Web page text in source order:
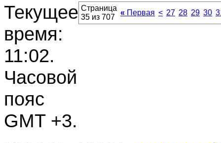
Текущее
время:
11:02.
Часовой
пояс
GMT +3.
Страница
35 из 707
« Первая < 27 28 29 30